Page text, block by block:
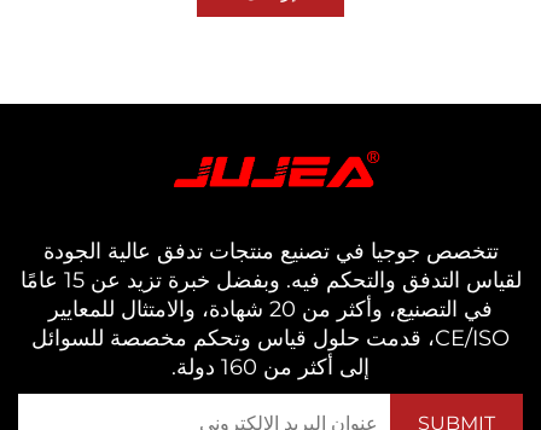
جوجيا في تصنيع منتجات تدفق عالية الجودة
لقياس التدفق والتحكم فيه. وبفضل خبرة تزيد عن 15 عامًا
في التصنيع، وأكثر من 20 شهادة، والامتثال للمعايير
CE/ISO، قدمت حلول قياس وتحكم مخصصة للسوائل
إلى أكثر من 160 دولة.